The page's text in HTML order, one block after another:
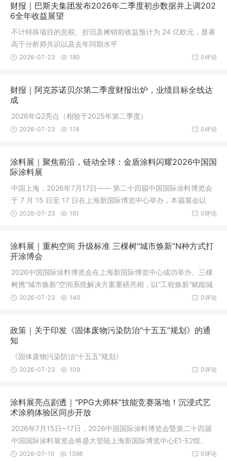
财报｜巴斯夫集团发布2026年二季度初步数据并上调202
6全年收益展望
不计特殊项目的息税、折旧及摊销前收益预计为 24 亿欧元，显著
高于分析师共识以及去年同期水平
0评论
2026-07-23 180
财报｜阿克苏诺贝尔第二季度财报出炉，业绩目标全线达
成
2026年Q2亮点（相较于2025年第二季度）
0评论
2026-07-23 174
涂料展｜聚焦前沿，链动全球：金盾涂料闪耀2026中国国
际涂料展
中国上海，2026年7月17日—— 第二十四届中国国际涂料博览会
于 7 月 15 日至 17 日在上海新国际博览中心举办，本届展会以
"新材智造，科技赋能" 为主题，汇聚全球涂料产业链优质企业，
0评论
2026-07-23 161
涂料展｜重构空间 升级标准 三棵树“城市焕新”N种方式打
开涂博会
2026中国国际涂料博览会在上海新国际博览中心成功举办。三棵
树携“城市焕新”空间系统解决方案重磅亮相，以“工程焕新”赋能城
市空间升级，以“马上住”服务回应千家万户的品质改善需求，构建
0评论
2026-07-23 140
政策｜关于印发《固体废物污染防治“十五五”规划》的通
知
《固体废物污染防治“十五五”规划》
0评论
2026-07-23 109
涂料展亮点剧透｜“PPG大师杯”技能竞赛落地！沉浸式艺
术涂鸦体验区同步开放
2026年7月15日~17日，2026中国国际涂料博览会暨第二十四届
中国国际涂料展览会将盛大登陆上海新国际博览中心E1-E2馆。
0评论
2026-07-10 1598